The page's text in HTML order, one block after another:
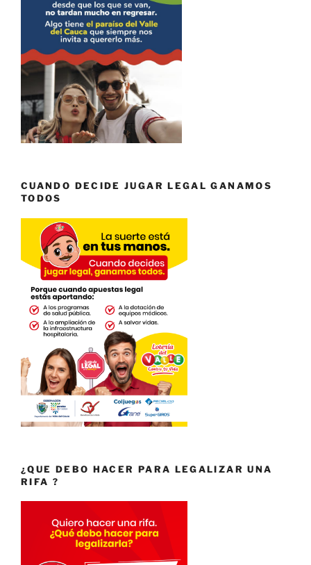
CUANDO DECIDE JUGAR LEGAL GANAMOS
TODOS
¿QUE DEBO HACER PARA LEGALIZAR UNA
RIFA ?